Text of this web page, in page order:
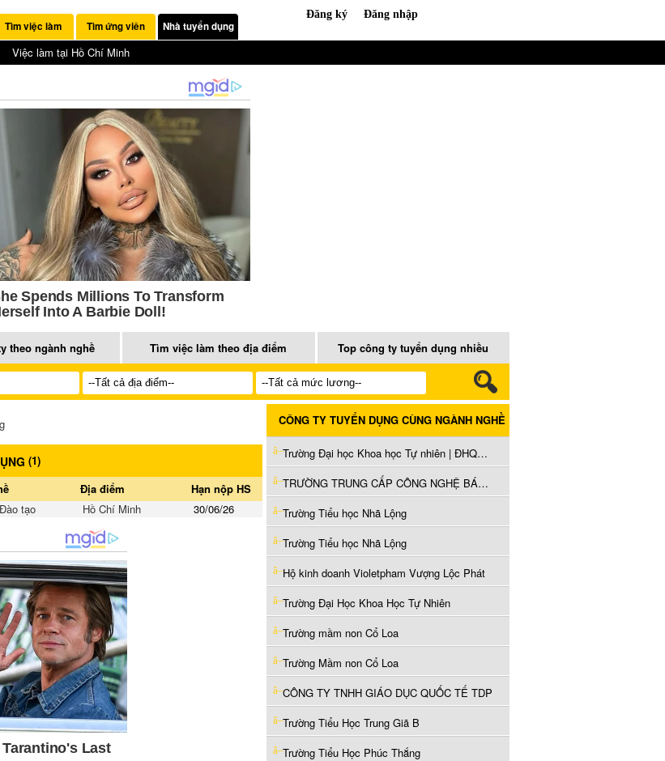
Tìm việc làm Tìm ứng viên Nhà tuyển dụng
Việc làm tại Hồ Chí Minh
theo ngành nghề Tìm việc làm theo địa điểm Top công ty tuyển dụng nhiều
(1)
Địa điểm
Hạn nộp HS
tạo Hồ Chí Minh 30/06/26
CÔNG TY TUYỂN DỤNG CÙNG NGÀNH NGHỀ
Trường Đại học Khoa học Tự nhiên | ĐHQGHN
TRƯỜNG TRUNG CẤP CÔNG NGHỆ BÁCH KHOA
Trường Tiểu học Nhã Lộng
Trường Tiểu học Nhã Lộng
Hộ kinh doanh Violetpham Vượng Lộc Phát
Trường Đại Học Khoa Học Tự Nhiên
Trường mầm non Cổ Loa
Trường Mầm non Cổ Loa
CÔNG TY TNHH GIÁO DỤC QUỐC TẾ TDP
Trường Tiểu Học Trung Giã B
Trường Tiểu Học Phúc Thắng